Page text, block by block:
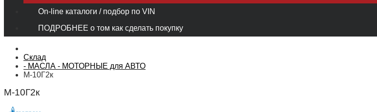
On-line каталоги / подбор по VIN
ПОДРОБНЕЕ о том как сделать покупку
Склад
- МАСЛА - МОТОРНЫЕ для АВТО
М-10Г2к
М-10Г2к